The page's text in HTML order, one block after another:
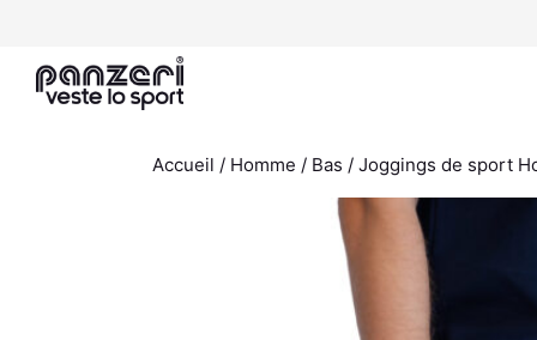
contenu
Accueil / Homme / Bas / Joggings de sport